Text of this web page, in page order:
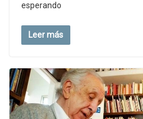
esperando
Leer más